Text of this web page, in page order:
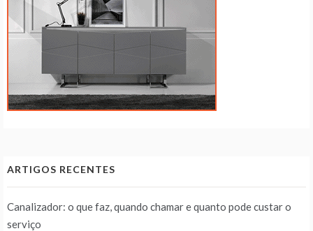
ARTIGOS RECENTES
Canalizador: o que faz, quando chamar e quanto pode custar o
serviço